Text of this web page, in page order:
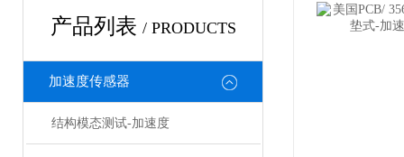
产品列表 / PRODUCTS
加速度传感器
结构模态测试-加速度